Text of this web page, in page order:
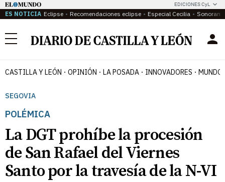
EDICIONES CyL
ES NOTICIA Eclipse Recomendaciones eclipse Especial Cecilia
Menú
CASTILLA Y LEÓN OPINIÓN LA POSADA INNOVADORES MUNDO
SEGOVIA
POLÉMICA
La DGT prohíbe la procesión
de San Rafael del Viernes
Santo por la travesía de la N-VI